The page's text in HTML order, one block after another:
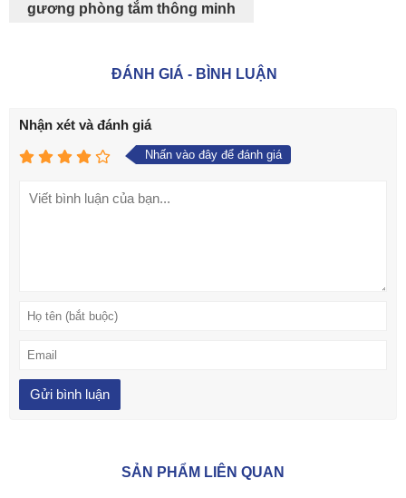
gương phòng tắm thông minh
ĐÁNH GIÁ - BÌNH LUẬN
Nhận xét và đánh giá
Nhấn vào đây để đánh giá
SẢN PHẨM LIÊN QUAN